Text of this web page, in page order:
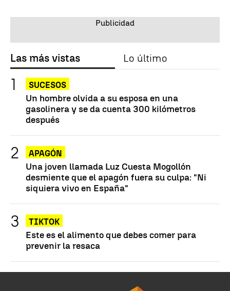
Las más vistas Lo último
SUCESOS
Un hombre olvida a su esposa en una
gasolinera y se da cuenta 300 kilómetros
después
APAGÓN
Una joven llamada Luz Cuesta Mogollón
desmiente que el apagón fuera su culpa: "Ni
siquiera vivo en España"
TIKTOK
Este es el alimento que debes comer para
prevenir la resaca